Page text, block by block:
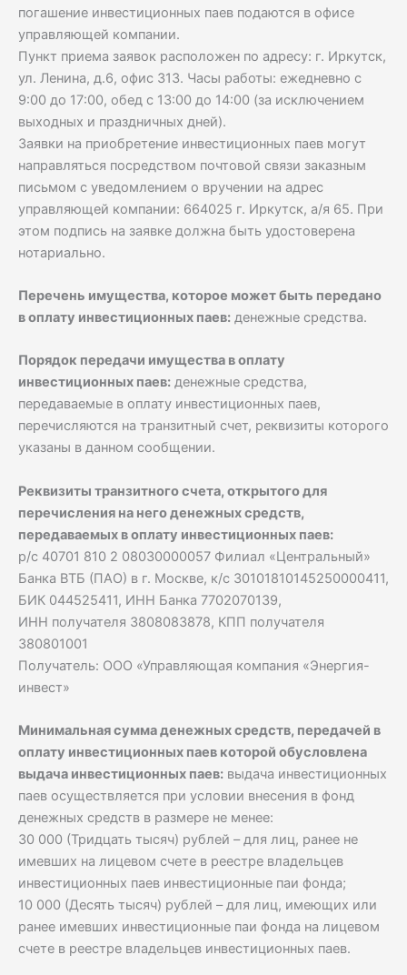
погашение инвестиционных паев подаются в офисе
управляющей компании.
Пункт приема заявок расположен по адресу: г. Иркутск,
ул. Ленина, д.6, офис 313. Часы работы: ежедневно с
9:00 до 17:00, обед с 13:00 до 14:00 (за исключением
выходных и праздничных дней).
Заявки на приобретение инвестиционных паев могут
направляться посредством почтовой связи заказным
письмом с уведомлением о вручении на адрес
управляющей компании: 664025 г. Иркутск, а/я 65. При
этом подпись на заявке должна быть удостоверена
нотариально.
Перечень имущества, которое может быть передано
в оплату инвестиционных паев: денежные средства.
Порядок передачи имущества в оплату
инвестиционных паев: денежные средства,
передаваемые в оплату инвестиционных паев,
перечисляются на транзитный счет, реквизиты которого
указаны в данном сообщении.
Реквизиты транзитного счета, открытого для
перечисления на него денежных средств,
передаваемых в оплату инвестиционных паев:
р/с 40701 810 2 08030000057 Филиал «Центральный»
Банка ВТБ (ПАО) в г. Москве, к/c 30101810145250000411,
БИК 044525411, ИНН Банка 7702070139,
ИНН получателя 3808083878, КПП получателя
380801001
Получатель: ООО «Управляющая компания «Энергия-
инвест»
Минимальная сумма денежных средств, передачей в
оплату инвестиционных паев которой обусловлена
выдача инвестиционных паев: выдача инвестиционных
паев осуществляется при условии внесения в фонд
денежных средств в размере не менее:
30 000 (Тридцать тысяч) рублей – для лиц, ранее не
имевших на лицевом счете в реестре владельцев
инвестиционных паев инвестиционные паи фонда;
10 000 (Десять тысяч) рублей – для лиц, имеющих или
ранее имевших инвестиционные паи фонда на лицевом
счете в реестре владельцев инвестиционных паев.